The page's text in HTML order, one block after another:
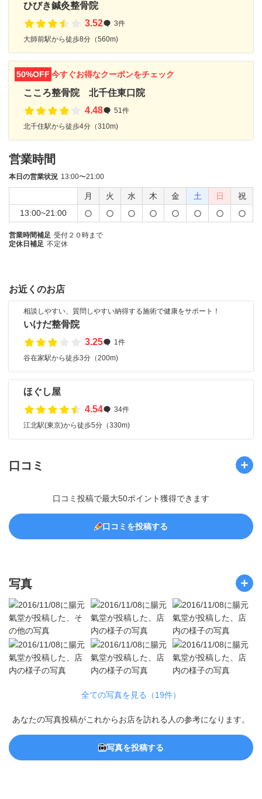
ひびき鍼灸整骨院
3.52
3件
大師前駅から徒歩8分（560m)
50%OFF 今すぐお得なクーポンをチェック
こころ整骨院 北千住東口院
4.48
51件
北千住駅から徒歩4分（310m)
営業時間
本日の営業状況 13:00〜21:00
月 火 水 木 金 土 日
祝
13:00~21:00
営業時間補足 受付２０時まで
定休日補足 不定休
お近くのお店
相談しやすい、質問しやすい納得する施術で健康をサポート！
いけだ整骨院
3.25
1件
谷在家駅から徒歩3分（200m)
ほぐし屋
4.54
34件
江北駅(東京)から徒歩5分（330m)
口コミ
口コミ投稿で最大50ポイント獲得できます
口コミを投稿する
写真
全ての写真を見る（19件）
あなたの写真投稿がこれからお店を訪れる人の参考になります。
写真を投稿する